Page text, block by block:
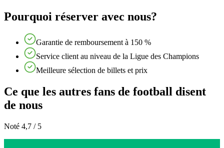
Pourquoi réserver avec nous?
Garantie de remboursement à 150 %
Service client au niveau de la Ligue des Champions
Meilleure sélection de billets et prix
Ce que les autres fans de football disent
de nous
Noté 4,7 / 5